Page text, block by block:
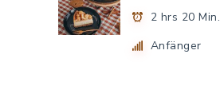
2 hrs 20 Min.
Anfänger